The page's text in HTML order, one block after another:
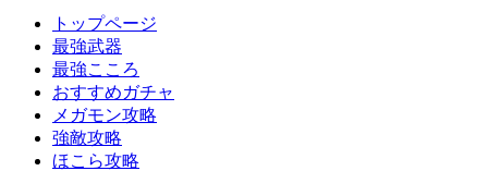
トップページ
最強武器
最強こころ
おすすめガチャ
メガモン攻略
強敵攻略
ほこら攻略